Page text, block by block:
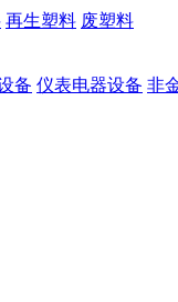
再生塑料 废塑料
备 仪表电器设备 非